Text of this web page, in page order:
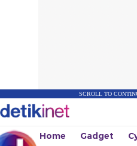
SCROLL TO
Home Gadget